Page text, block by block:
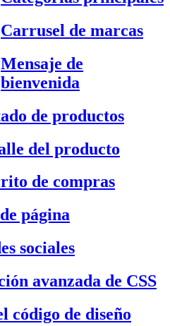
Carrusel de marcas
Mensaje de
bienvenida
de productos
del producto
de compras
página
sociales
avanzada de CSS
código de diseño